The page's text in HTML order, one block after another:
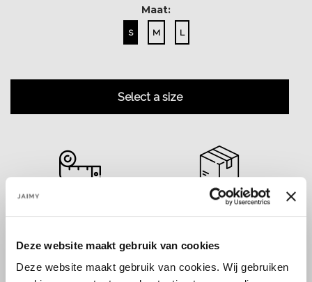
Deze website maakt gebruik van cookies
Deze website maakt gebruik van cookies. Wij gebruiken
Maat:
S M L
Select a size
Verzenden & retourneren
Koop veilig en vertrouwd